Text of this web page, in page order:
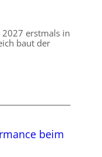
erstmals in
baut der
beim